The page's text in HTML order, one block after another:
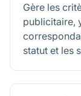
Gère les
publicitaire,
statut et les